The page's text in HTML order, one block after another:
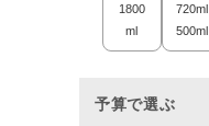
1800
ml
720ml
500ml
予算で選ぶ